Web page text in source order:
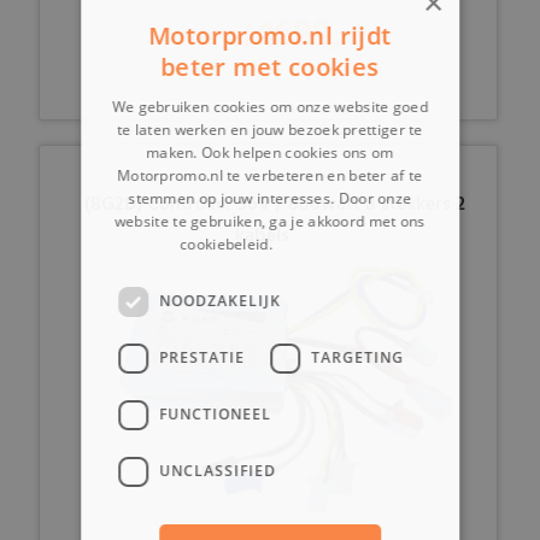
vanaf1699,-
(8G2b) Controller 36V / 800watt 8 stekkers 2
kabels
Motorpromo.nl rijdt
beter met cookies
We gebruiken cookies om onze website goed
te laten werken en jouw bezoek prettiger te
maken. Ook helpen cookies ons om
Motorpromo.nl te verbeteren en beter af te
stemmen op jouw interesses. Door onze
website te gebruiken, ga je akkoord met ons
cookiebeleid.
NOODZAKELIJK
PRESTATIE TARGETING
FUNCTIONEEL
UNCLASSIFIED